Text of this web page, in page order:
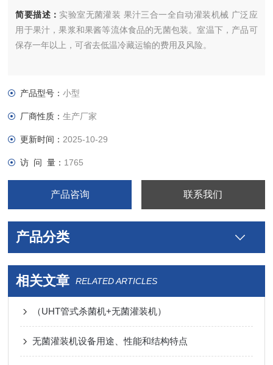
简要描述： 实验室无菌灌装 果汁三合一全自动灌装机械 广泛应
用于果汁，果浆和果酱等流体食品的无菌包装。室温下，产品可
保存一年以上，可省去低温冷藏运输的费用及风险。
产品型号：小型
厂商性质：生产厂家
更新时间： 2025-10-29
访 问 量： 1765
产品咨询 联系我们
产品分类
相关文章 RELATED ARTICLES
（UHT管式杀菌机+无菌灌装机）
无菌灌装机设备用途、性能和结构特点